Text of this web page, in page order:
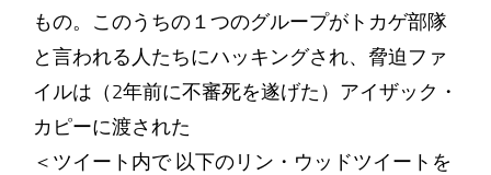
もの。このうちの１つのグループがトカゲ部隊
と言われる人たちにハッキングされ、脅迫ファ
イルは（2年前に不審死を遂げた）アイザック・
カピーに渡された
＜ツイート内で 以下のリン・ウッドツイートを